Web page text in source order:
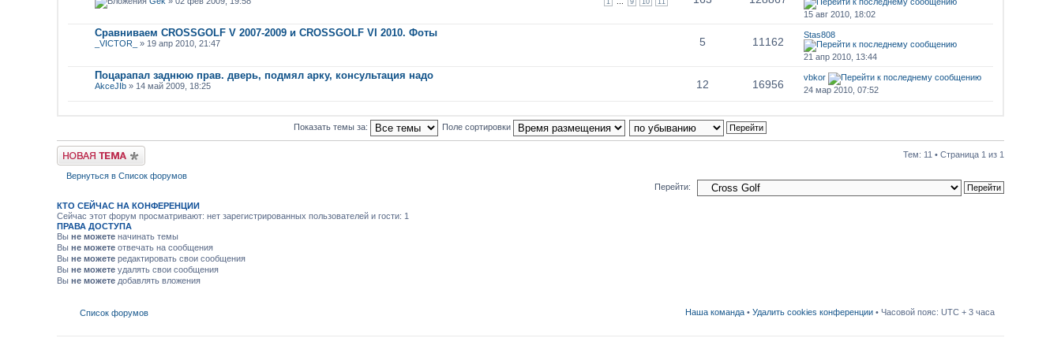
15 авг 2010, 18:02
Сравниваем CROSSGOLF V 2007-2009 и CROSSGOLF VI 2010. Фоты
_VICTOR_ » 19 апр 2010, 21:47 5 11162
Stas808
21 апр 2010, 13:44
Поцарапал заднюю прав. дверь, подмял арку, консультация надо
AkceJIb » 14 май 2009, 18:25 12 16956
vbkor
24 мар 2010, 07:52
Показать темы за: Поле сортировки
Новая тема Тем: 11 • Страница 1 из 1
Вернуться в Список форумов
Перейти:
КТО СЕЙЧАС НА КОНФЕРЕНЦИИ
Сейчас этот форум просматривают: нет зарегистрированных пользователей и гости: 1
ПРАВА ДОСТУПА
Вы не можете начинать темы
Вы не можете отвечать на сообщения
Вы не можете редактировать свои сообщения
Вы не можете удалять свои сообщения
Вы не можете добавлять вложения
Список форумов Наша команда • Удалить cookies конференции • Часовой пояс: UTC + 3 часа